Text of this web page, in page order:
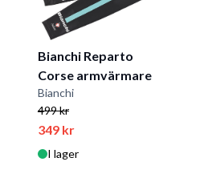
Bianchi Reparto
Corse armvärmare
Bianchi
499 kr
349 kr
I lager